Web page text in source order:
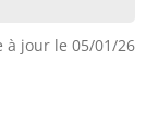
à jour le 05/01/26